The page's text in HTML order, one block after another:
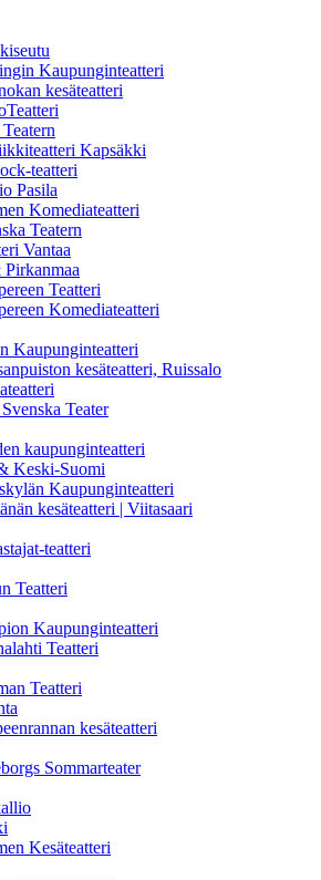
Kaupunginteatteri
kesäteatteri
Kapsäkki
teatteri
Pasila
Komediateatteri
Teatern
Vantaa
Teatteri
Komediateatteri
Kaupunginteatteri
kesäteatteri, Ruissalo
Teater
kaupunginteatteri
Keski-Suomi
Kaupunginteatteri
kesäteatteri | Viitasaari
teatteri
Teatteri
Kaupunginteatteri
Teatteri
Teatteri
kesäteatteri
Sommarteater
Kesäteatteri